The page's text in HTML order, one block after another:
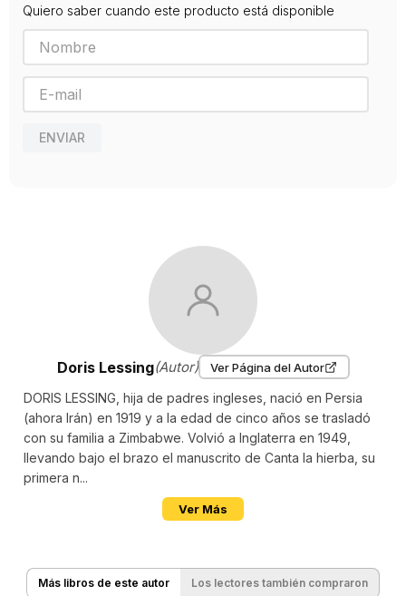
plantea-mientos y genial en el tono de escritura, de entre todos sus
libros le gusta destacar El cuaderno dorado (1962), Memorias de
una superviviente (1974), La buena terrorista (1985), El quinto hijo
reciente. Acompañan su obra narrativa tres volúmenes de carácter
autobiográfico, dos recopilaciones de cuentos cortos y varios libros
inaugurada por Lumen.
Quiero saber cuando este producto está disponible
ENVIAR
Doris Lessing(Autor) Ver Página del Autor
DORIS LESSING, hija de padres ingleses, nació en Persia
(ahora Irán) en 1919 y a la edad de cinco años se trasladó
con su familia a Zimbabwe. Volvió a Inglaterra en 1949,
llevando bajo el brazo el manuscrito de Canta la hierba, su
primera n...
Ver Más
Más libros de este autor Los lectores también compraron